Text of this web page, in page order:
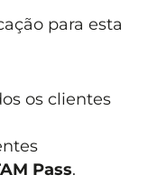
para esta
os clientes
Pass.